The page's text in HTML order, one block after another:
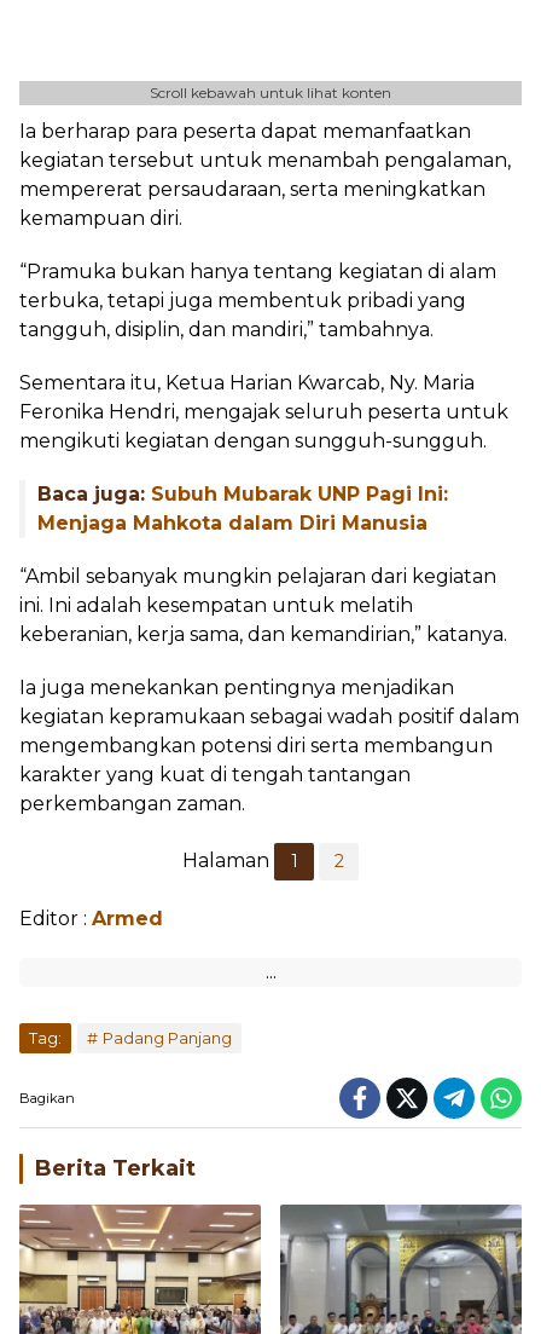
Scroll kebawah untuk lihat konten
Ia berharap para peserta dapat memanfaatkan
kegiatan tersebut untuk menambah pengalaman,
mempererat persaudaraan, serta meningkatkan
kemampuan diri.
“Pramuka bukan hanya tentang kegiatan di alam
terbuka, tetapi juga membentuk pribadi yang
tangguh, disiplin, dan mandiri,” tambahnya.
Sementara itu, Ketua Harian Kwarcab, Ny. Maria
Feronika Hendri, mengajak seluruh peserta untuk
mengikuti kegiatan dengan sungguh-sungguh.
Baca juga: Subuh Mubarak UNP Pagi Ini:
Menjaga Mahkota dalam Diri Manusia
“Ambil sebanyak mungkin pelajaran dari kegiatan
ini. Ini adalah kesempatan untuk melatih
keberanian, kerja sama, dan kemandirian,” katanya.
Ia juga menekankan pentingnya menjadikan
kegiatan kepramukaan sebagai wadah positif dalam
mengembangkan potensi diri serta membangun
karakter yang kuat di tengah tantangan
perkembangan zaman.
Halaman 1 2
Editor : Armed